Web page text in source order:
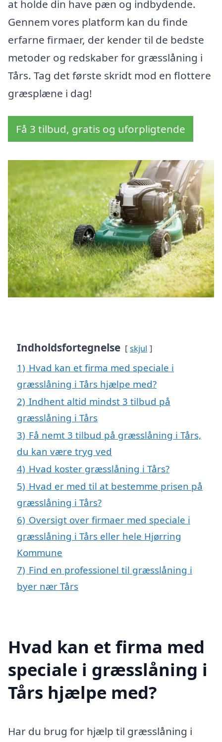
at holde din have pæn og indbydende.
Gennem vores platform kan du finde
erfarne firmaer, der kender til de bedste
metoder og redskaber for græsslåning i
Tårs. Tag det første skridt mod en flottere
græsplæne i dag!
Få 3 tilbud, gratis og uforpligtende
Indholdsfortegnelse skjul
1) Hvad kan et firma med speciale i
græsslåning i Tårs hjælpe med?
2) Indhent altid mindst 3 tilbud på
græsslåning i Tårs
3) Få nemt 3 tilbud på græsslåning i Tårs,
du kan være tryg ved
4) Hvad koster græsslåning i Tårs?
5) Hvad er med til at bestemme prisen på
græsslåning i Tårs?
6) Oversigt over firmaer med speciale i
græsslåning i Tårs eller hele Hjørring
Kommune
7) Find en professionel til græsslåning i
byer nær Tårs
Hvad kan et firma med
speciale i græsslåning i
Tårs hjælpe med?
Har du brug for hjælp til græsslåning i